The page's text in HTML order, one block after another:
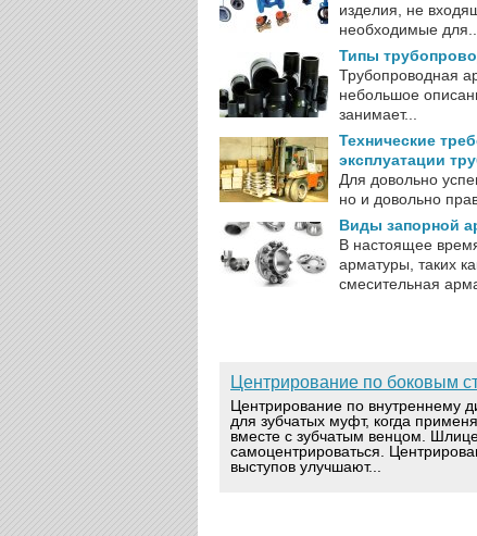
изделия, не
необходимые для...
Типы
Трубопроводная
небольшое
занимает...
Технические
эксплуатации
Для довольно
но и довольно
Виды запорной
В настоящее
арматуры, таких
смесительная
Центрирование по боковым
Центрирование по внутреннему
для зубчатых муфт, когда
вместе с зубчатым венцом.
самоцентрироваться.
выступов улучшают...